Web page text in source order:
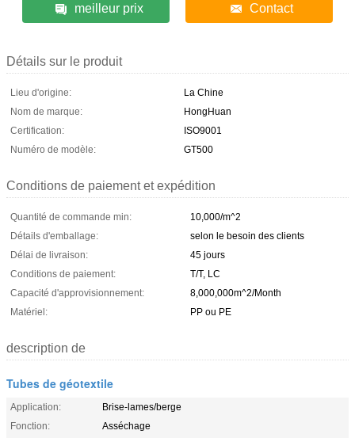
meilleur prix Contact
Détails sur le produit
Lieu d'origine:
La Chine
Nom de marque:
HongHuan
Certification:
ISO9001
Numéro de modèle:
GT500
Conditions de paiement et expédition
Quantité de commande min:
10,000/m^2
Détails d'emballage:
selon le besoin des clients
Délai de livraison:
45 jours
Conditions de paiement:
T/T, LC
Capacité d'approvisionnement:
8,000,000m^2/Month
Matériel:
PP ou PE
description de
Tubes de géotextile
Application:
Brise-lames/berge
Fonction:
Asséchage